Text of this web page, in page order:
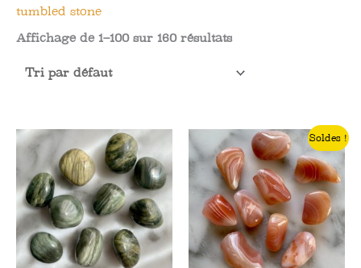
tumbled stone
Affichage de 1–100 sur 160 résultats
Soldes !